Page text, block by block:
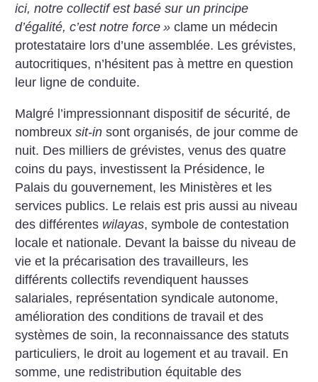
ici, notre collectif est basé sur un principe
d’égalité, c’est notre force » clame un médecin
protestataire lors d’une assemblée. Les grévistes,
autocritiques, n’hésitent pas à mettre en question
leur ligne de conduite.
Malgré l’impressionnant dispositif de sécurité, de
nombreuxsit-in sont organisés, de jour comme de
nuit. Des milliers de grévistes, venus des quatre
coins du pays, investissent la Présidence, le
Palais du gouvernement, les Ministères et les
services publics. Le relais est pris aussi au niveau
des différentes wilayas, symbole de contestation
locale et nationale. Devant la baisse du niveau de
vie et la précarisation des travailleurs, les
différents collectifs revendiquent hausses
salariales, représentation syndicale autonome,
amélioration des conditions de travail et des
systèmes de soin, la reconnaissance des statuts
particuliers, le droit au logement et au travail. En
somme, une redistribution équitable des